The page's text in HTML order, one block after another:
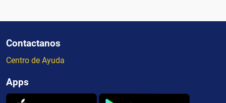
Contactanos
Centro de Ayuda
Apps